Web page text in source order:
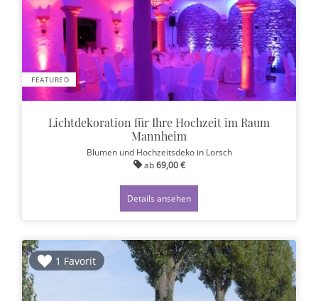
FEATURED
Lichtdekoration für Ihre Hochzeit im Raum
Mannheim
Blumen und Hochzeitsdeko in Lorsch
ab69,00 €
Details ansehen
1 Favorit